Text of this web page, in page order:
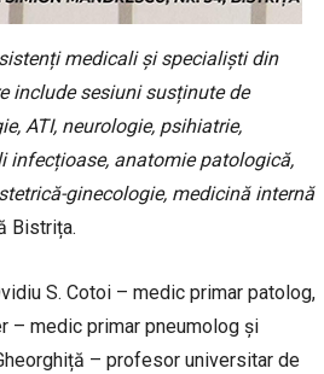
medicali și specialiști din
include sesiuni susținute de
ATI, neurologie, psihiatrie,
infecțioase, anatomie patologică,
ginecologie, medicină internă
Bistrița.
S. Cotoi – medic primar patolog,
– medic primar pneumolog și
– profesor universitar de